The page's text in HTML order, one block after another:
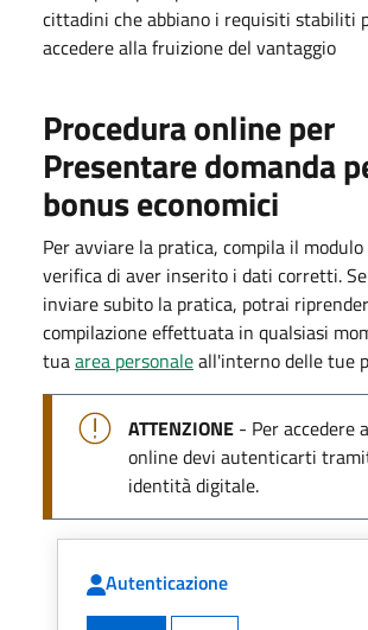
cittadini che abbiano i requisiti stabiliti
accedere alla fruizione del vantaggio
Procedura online per
Presentare domanda
bonus economici
Per avviare la pratica, compila il
verifica di aver inserito i dati corretti.
inviare subito la pratica, potrai
compilazione effettuata in qualsiasi
tuaarea personaleall'interno delle tue
ATTENZIONE - Per accedere
online devi autenticarti
identità digitale.
Autenticazione